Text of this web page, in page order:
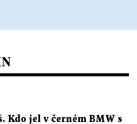
Kdo jel v černém BMW s